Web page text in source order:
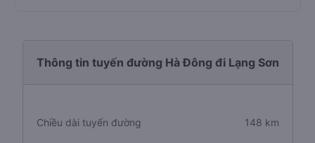
Thông tin tuyến đường Hà Đông đi Lạng Sơn
Chiều dài tuyến đường 148 km